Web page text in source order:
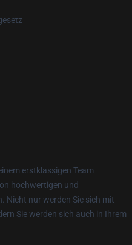
erstklassigen Team
hochwertigen und
Nicht nur werden Sie sich mit
Sie werden sich auch in Ihrem